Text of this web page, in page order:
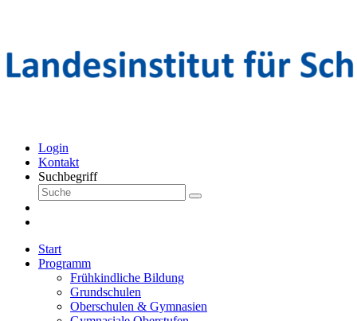
Login
Kontakt
Suchbegriff
Start
Programm
Frühkindliche Bildung
Grundschulen
Oberschulen & Gymnasien